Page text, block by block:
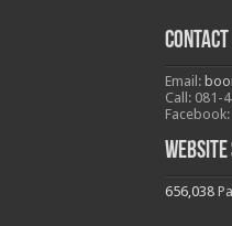
Contact
Email:
Call: 081-
Facebook:
656,038